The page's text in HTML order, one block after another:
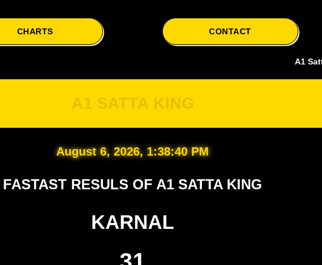
CHARTS CONTACT
A1 Satta is
A1 SATTA KING
August 6, 2026, 1:38:41 PM
FASTAST RESULS OF A1 SATTA KING
KARNAL